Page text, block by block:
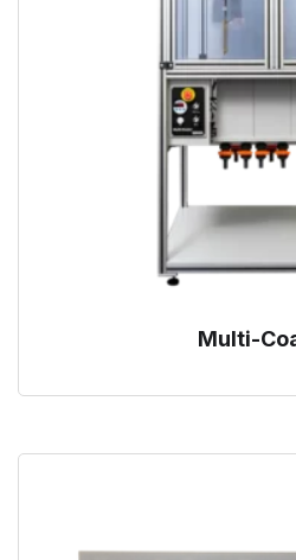
Multi-